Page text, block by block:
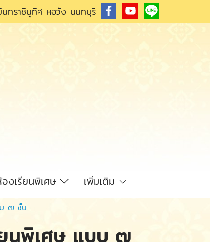
นทราชินูทิศ หอวัง นนทบุรี
องเรียนพิเศษ เพิ่มเติม
บ ๗ ชั้น
ยนพิเศษ แบบ ๗